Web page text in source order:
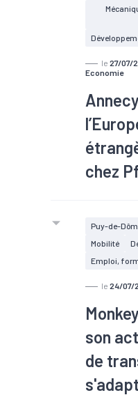
le 27/07/
Economie
chez
l’Europe
Jean-
équipes de
un rôle
européenne.
Puy-de-
Mobilité
Emploi,
le 24/07/
son
de